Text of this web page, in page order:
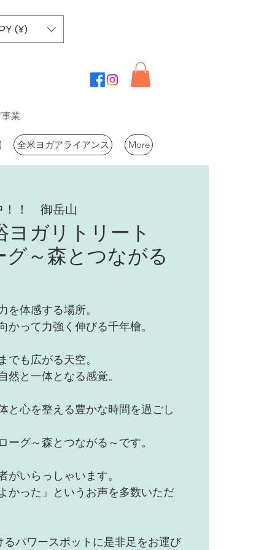
(¥)
業
全米ヨガアライアンス More
！！ 御岳山
ヨガリトリート
～森とつながる
を体感する場所。
かって力強く伸びる千年檜。
でも広がる天空。
然と一体となる感覚。
と心を整える豊かな時間を過ごし
ーグ～森とつながる～です。
がいらっしゃいます。
かった」というお声を多数いただ
パワースポットに是非足をお運び